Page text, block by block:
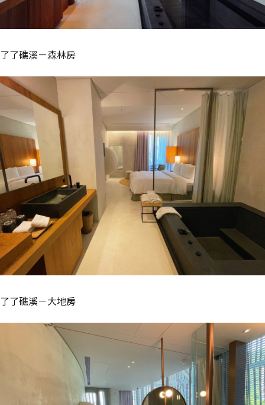
了了礁溪－森林房
了了礁溪－大地房